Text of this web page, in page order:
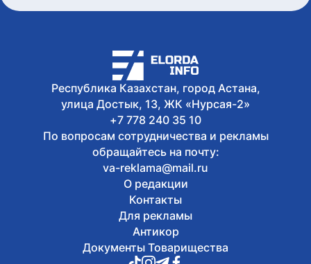
области пройдет в Астане
Республика Казахстан, город Астана,
улица Достык, 13, ЖК «Нурсая-2»
+7 778 240 35 10
По вопросам сотрудничества и рекламы
обращайтесь на почту:
va-reklama@mail.ru
О редакции
Контакты
Для рекламы
Антикор
Документы Товарищества